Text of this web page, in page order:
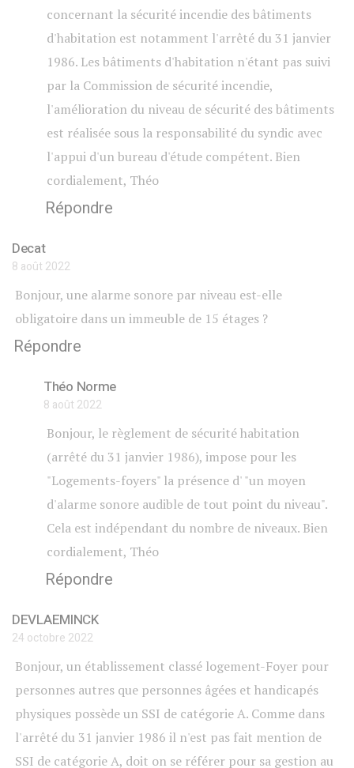
concernant la sécurité incendie des bâtiments
d'habitation est notamment l'arrêté du 31 janvier
1986. Les bâtiments d'habitation n'étant pas suivi
par la Commission de sécurité incendie,
l'amélioration du niveau de sécurité des bâtiments
est réalisée sous la responsabilité du syndic avec
l'appui d'un bureau d'étude compétent. Bien
cordialement, Théo
Répondre
Decat
8 août 2022
Bonjour, une alarme sonore par niveau est-elle
obligatoire dans un immeuble de 15 étages ?
Répondre
Théo Norme
8 août 2022
Bonjour, le règlement de sécurité habitation
(arrêté du 31 janvier 1986), impose pour les
"Logements-foyers" la présence d' "un moyen
d'alarme sonore audible de tout point du niveau".
Cela est indépendant du nombre de niveaux. Bien
cordialement, Théo
Répondre
DEVLAEMINCK
24 octobre 2022
Bonjour, un établissement classé logement-Foyer pour
personnes autres que personnes âgées et handicapés
physiques possède un SSI de catégorie A. Comme dans
l'arrêté du 31 janvier 1986 il n'est pas fait mention de
SSI de catégorie A, doit on se référer pour sa gestion au